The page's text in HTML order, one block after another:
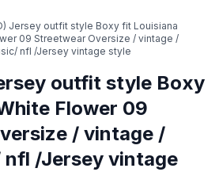
Jersey outfit style Boxy fit Louisiana
09 Streetwear Oversize / vintage /
nfl /Jersey vintage style
outfit style Boxy
Flower 09
/ vintage /
nfl /Jersey vintage